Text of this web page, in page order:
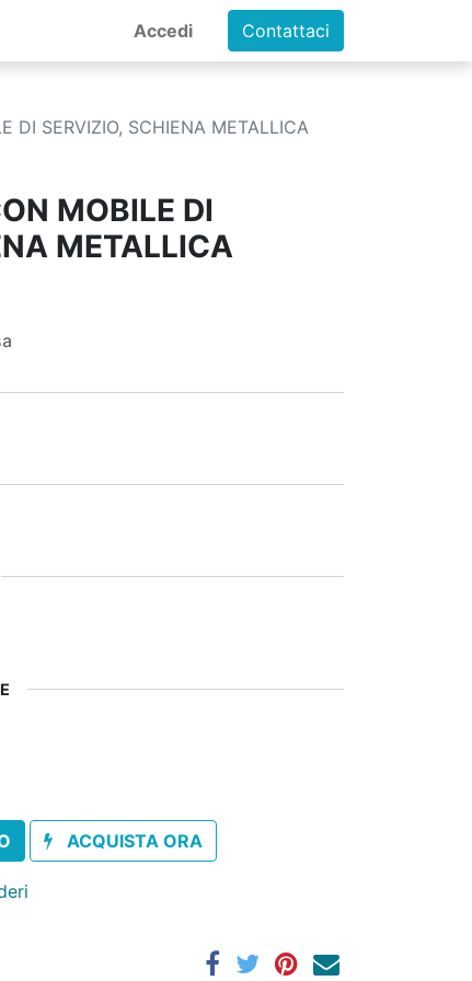
Accedi Contattaci
DI SERVIZIO, SCHIENA METALLICA
MOBILE DI
METALLICA
ACQUISTA ORA